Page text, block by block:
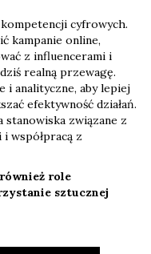
cyfrowych.
kampanie online,
z influencerami i
realną przewagę.
i analityczne, aby lepiej
efektywność działań.
związane z
współpracą z
role
sztucznej